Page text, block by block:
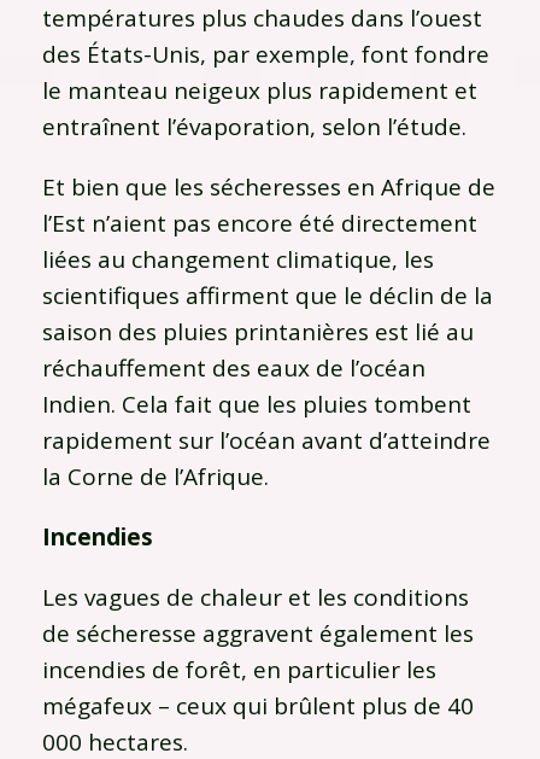
températures plus chaudes dans l’ouest
des États-Unis, par exemple, font fondre
le manteau neigeux plus rapidement et
entraînent l’évaporation, selon l’étude.
Et bien que les sécheresses en Afrique de
l’Est n’aient pas encore été directement
liées au changement climatique, les
scientifiques affirment que le déclin de la
saison des pluies printanières est lié au
réchauffement des eaux de l’océan
Indien. Cela fait que les pluies tombent
rapidement sur l’océan avant d’atteindre
la Corne de l’Afrique.
Incendies
Les vagues de chaleur et les conditions
de sécheresse aggravent également les
incendies de forêt, en particulier les
mégafeux – ceux qui brûlent plus de 40
000 hectares.